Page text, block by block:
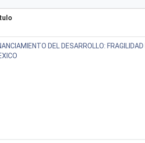
DEL DESARROLLO: